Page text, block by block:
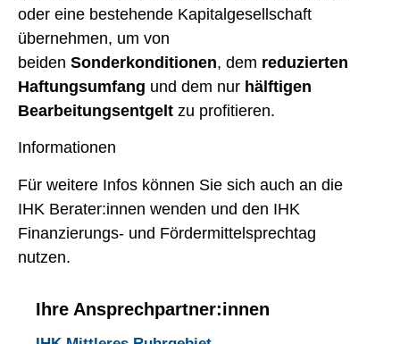
oder eine bestehende Kapitalgesellschaft
übernehmen, um von
beiden Sonderkonditionen, dem reduzierten
Haftungsumfang und dem nur hälftigen
Bearbeitungsentgelt zu profitieren.
Informationen
Für weitere Infos können Sie sich auch an die
IHK Berater:innen wenden und den IHK
Finanzierungs- und Fördermittelsprechtag
nutzen.
Ihre Ansprechpartner:innen